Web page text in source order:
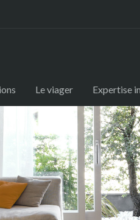
Le viager Expertise